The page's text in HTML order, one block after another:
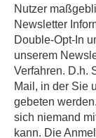
Nutzer
Newsletter
Double-Opt-In
unserem
Verfahren. D.h.
Mail, in der Sie
gebeten
sich niemand
kann. Die